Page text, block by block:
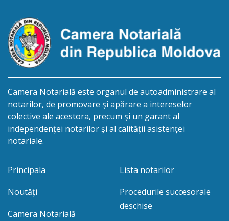
procedurii succesorale în urma decesului
cet.Dumbrava Nadejda, cetățeană moldoveană, a.n.
20 aprilie […]
Camera Notarială este organul de autoadministrare al
notarilor, de promovare şi apărare a intereselor
colective ale acestora, precum şi un garant al
independenței notarilor și al calității asistenței
notariale.
Principala
Noutăți
Camera Notarială
Lista notarilor
Procedurile succesorale
deschise